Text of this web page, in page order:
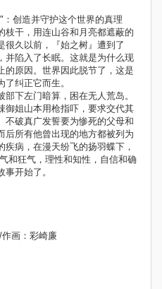
创造并守护这个世界的真理
枝干，用连山谷和月亮都遮蔽的
很久以前，『始之树』遭到了
并陷入了长眠。这就是为什么现
的原因。世界因此脱节了，这是
纠正它而生。
下左门暗算，困在无人荒岛。
御姐山本用枪指吓，要求交代其
不破真广发誓要为惨死的父母和
后所有他曾出现的地方都被列为
病，在漫天纷飞的扬羽蝶下，
和狂气，理性和知性，自信和确
开始了。
画：彩崎廉